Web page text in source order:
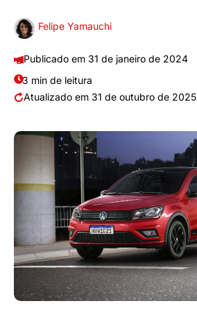
Felipe Yamauchi
31 de janeiro de 2024
3 min de leitura
31 de outubro de 2025